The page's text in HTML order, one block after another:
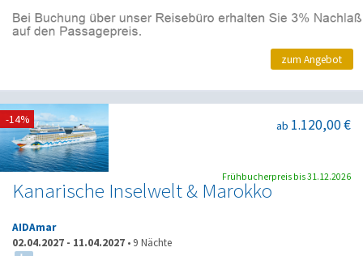
zum Angebot
Kanarische Inselwelt & Marokko
ab 1.120,00 €
AIDAmar
02.04.2027 - 11.04.2027 • 9 Nächte
-14%
Frühbucherpreis bis 31.12.2026